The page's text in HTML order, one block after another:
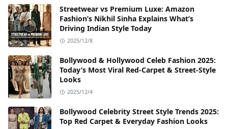
Streetwear vs Premium Luxe: Amazon
Fashion’s Nikhil Sinha Explains What’s
Driving Indian Style Today
2025/12/8
Bollywood & Hollywood Celeb Fashion 2025:
Today’s Most Viral Red-Carpet & Street-Style
Looks
2025/12/4
Bollywood Celebrity Street Style Trends 2025:
Top Red Carpet & Everyday Fashion Looks